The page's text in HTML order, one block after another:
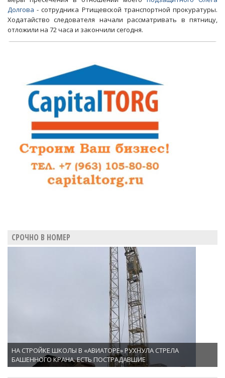
Долгова - сотрудника Ртищевской транспортной прокуратуры.
Ходатайство следователя начали рассматривать в пятницу,
отложили на 72 часа и закончили сегодня.
СРОЧНО В НОМЕР
НА СТРОЙКЕ ШКОЛЫ В «АВИАТОРЕ» РУХНУЛА СТРЕЛА
БАШЕННОГО КРАНА. ЕСТЬ ПОСТРАДАВШИЕ